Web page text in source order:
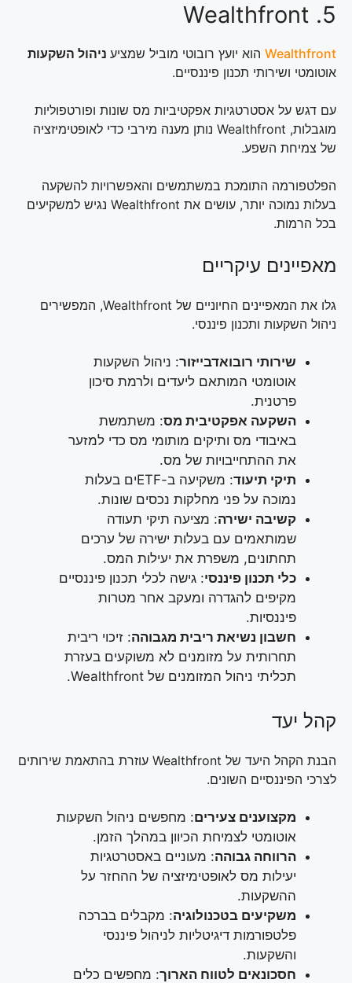
5. Wealthfront
Wealthfront הוא יועץ רובוטי מוביל שמציע ניהול השקעות
אוטומטי ושירותי תכנון פיננסיים.
עם דגש על אסטרטגיות אפקטיביות מס שונות ופורטפוליות
מוגבלות, Wealthfront נותן מענה מירבי כדי לאופטימיזציה
של צמיחת השפע.
הפלטפורמה התומכת במשתמשים והאפשרויות להשקעה
בעלות נמוכה יותר, עושים את Wealthfront נגיש למשקיעים
בכל הרמות.
מאפיינים עיקריים
גלו את המאפיינים החיוניים של Wealthfront, המפשירים
ניהול השקעות ותכנון פיננסי.
שירותי רובואדבייזור: ניהול השקעות
אוטומטי המותאם ליעדים ולרמת סיכון
פרטנית.
השקעה אפקטיבית מס: משתמשת
באיבודי מס ותיקים מותומי מס כדי למזער
את ההתחייבויות של מס.
תיקי תיעוד
: משקיעה ב-ETFים בעלות
נמוכה על פני מחלקות נכסים שונות.
קשיבה ישירה: מציעה תיקי תעודה
שמותאמים עם בעלות ישירה של ערכים
תחתונים, משפרת את יעילות המס.
כלי תכנון פיננסי: גישה לכלי תכנון פיננסיים
מקיפים להגדרה ומעקב אחר מטרות
פיננסיות.
חשבון נשיאת ריבית מגבוהה: זיכוי ריבית
תחרותית על מזומנים לא משוקעים בעזרת
תכליתי ניהול המזומנים של Wealthfront.
קהל יעד
הבנת הקהל היעד של Wealthfront עוזרת בהתאמת שירותים
לצרכי הפיננסיים השונים.
מקצוענים צעירים: מחפשים ניהול השקעות
אוטומטי לצמיחת הכיוון במהלך הזמן.
הרווחה גבוהה: מעוניים באסטרטגיות
יעילות מס לאופטימיזציה של ההחזר על
ההשקעות.
משקיעים בטכנולוגיה: מקבלים בברכה
פלטפורמות דיגיטליות לניהול פיננסי
והשקעות.
חסכונאים לטווח הארוך: מחפשים כלים